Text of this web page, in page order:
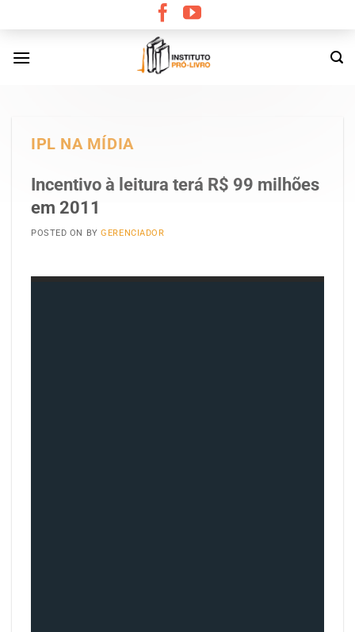
content
IPL NA MÍDIA
Incentivo à leitura terá R$ 99 milhões
em 2011
POSTED ON BYGERENCIADOR